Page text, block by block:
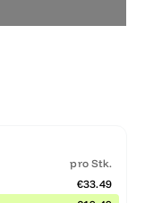
pro Stk.
€33.49